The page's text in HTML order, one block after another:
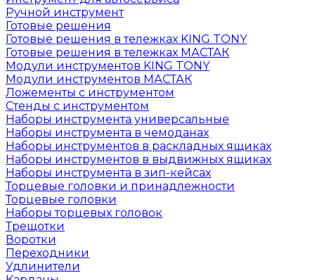
Ручной инструмент
Готовые решения
Готовые решения в тележках KING TONY
Готовые решения в тележках МАСТАК
Модули инструментов KING TONY
Модули инструментов МАСТАК
Ложементы с инструментом
Стенды с инструментом
Наборы инструмента универсальные
Наборы инструмента в чемоданах
Наборы инструментов в раскладных ящиках
Наборы инструментов в выдвижных ящиках
Наборы инструмента в зип-кейсах
Торцевые головки и принадлежности
Торцевые головки
Наборы торцевых головок
Трещотки
Воротки
Переходники
Удлинители